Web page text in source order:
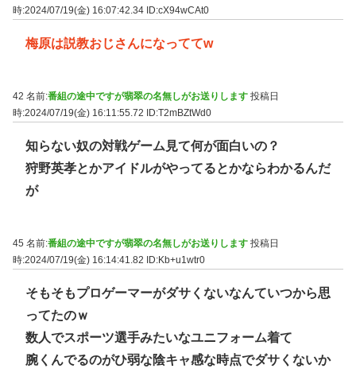
時:2024/07/19(金) 16:07:42.34 ID:cX94wCAt0
梅原は説教おじさんになっててw
42 名前:番組の途中ですが翡翠の名無しがお送りします 投稿日
時:2024/07/19(金) 16:11:55.72
ID:T2mBZtWd0
知らない奴の対戦ゲーム見て何が面白いの？
狩野英孝とかアイドルがやってるとかならわかるんだ
が
45 名前:番組の途中ですが翡翠の名無しがお送りします 投稿日
時:2024/07/19(金) 16:14:41.82 ID:Kb+u1wtr0
そもそもプロゲーマーがダサくないなんていつから思
ってたのｗ
数人でスポーツ選手みたいなユニフォーム着て
腕くんでるのがひ弱な陰キャ感な時点でダサくないか